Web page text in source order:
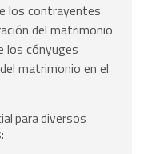
los contrayentes
del matrimonio
los cónyuges
matrimonio en el
para diversos